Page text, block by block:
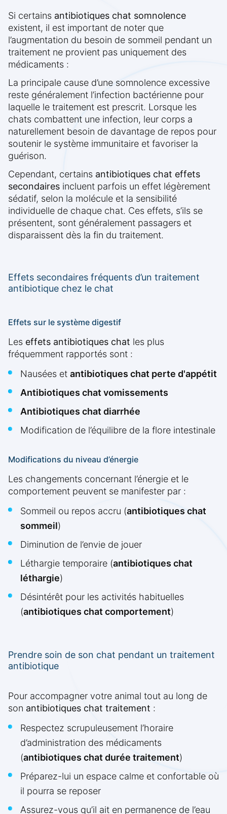
Si certains antibiotiques chat somnolence
existent, il est important de noter que
l’augmentation du besoin de sommeil pendant un
traitement ne provient pas uniquement des
médicaments :
La principale cause d’une somnolence excessive
reste généralement l’infection bactérienne pour
laquelle le traitement est prescrit. Lorsque les
chats combattent une infection, leur corps a
naturellement besoin de davantage de repos pour
soutenir le système immunitaire et favoriser la
guérison.
Cependant, certains antibiotiques chat effets
secondaires incluent parfois un effet légèrement
sédatif, selon la molécule et la sensibilité
individuelle de chaque chat. Ces effets, s’ils se
présentent, sont généralement passagers et
disparaissent dès la fin du traitement.
Effets secondaires fréquents d’un traitement
antibiotique chez le chat
Effets sur le système digestif
Les effets antibiotiques chat les plus
fréquemment rapportés sont :
Nausées et antibiotiques chat perte d'appétit
Antibiotiques chat vomissements
Antibiotiques chat diarrhée
Modification de l’équilibre de la flore intestinale
Modifications du niveau d’énergie
Les changements concernant l’énergie et le
comportement peuvent se manifester par :
Sommeil ou repos accru (antibiotiques chat
sommeil)
Diminution de l’envie de jouer
Léthargie temporaire (antibiotiques chat
léthargie)
Désintérêt pour les activités habituelles
(antibiotiques chat comportement)
Prendre soin de son chat pendant un traitement
antibiotique
Pour accompagner votre animal tout au long de
son antibiotiques chat traitement :
Respectez scrupuleusement l’horaire
d’administration des médicaments
(antibiotiques chat durée traitement)
Préparez-lui un espace calme et confortable où
il pourra se reposer
Assurez-vous qu’il ait en permanence de l’eau